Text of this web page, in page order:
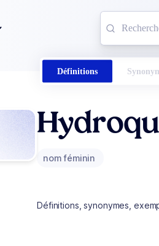
Définitions
nom féminin
Définitions, synonymes,